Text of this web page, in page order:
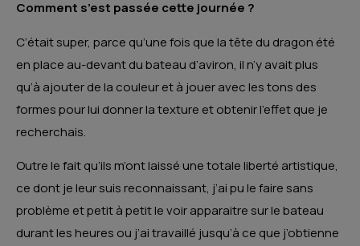
Comment s’est passée cette journée ?
C’était super, parce qu’une fois que la tête du dragon été
en place au-devant du bateau d’aviron, il n’y avait plus
qu’à ajouter de la couleur et à jouer avec les tons des
formes pour lui donner la texture et obtenir l’effet que je
recherchais.
Outre le fait qu’ils m’ont laissé une totale liberté artistique,
ce dont je leur suis reconnaissant, j’ai pu le faire sans
problème et petit à petit le voir apparaitre sur le bateau
durant les heures ou j’ai travaillé jusqu’à ce que j’obtienne